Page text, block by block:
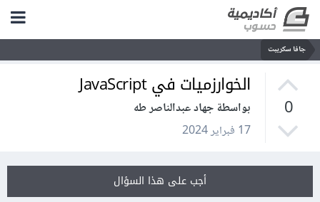
جافا سكريبت
0
الخوارزميات في JavaScript
بواسطة جهاد عبدالناصر طه
17 فبراير 2024
أجب على هذا السؤال